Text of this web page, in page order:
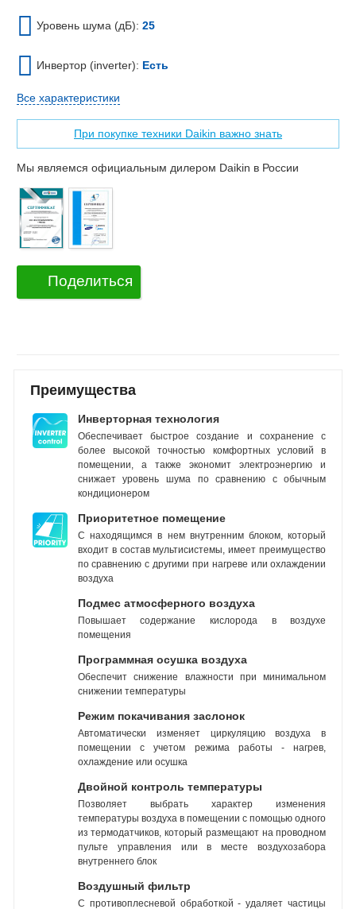
Уровень шума (дБ): 25
Инвертор (inverter): Есть
Все характеристики
При покупке техники Daikin важно знать
Мы являемся официальным дилером Daikin в России
Поделиться
Преимущества
Инверторная технология
Обеспечивает быстрое создание и сохранение с
более высокой точностью комфортных условий в
помещении, а также экономит электроэнергию и
снижает уровень шума по сравнению с обычным
кондиционером
Приоритетное помещение
С находящимся в нем внутренним блоком, который
входит в состав мультисистемы, имеет преимущество
по сравнению с другими при нагреве или охлаждении
воздуха
Подмес атмосферного воздуха
Повышает содержание кислорода в воздухе
помещения
Программная осушка воздуха
Обеспечит снижение влажности при минимальном
снижении температуры
Режим покачивания заслонок
Автоматически изменяет циркуляцию воздуха в
помещении с учетом режима работы - нагрев,
охлаждение или осушка
Двойной контроль температуры
Позволяет выбрать характер изменения
температуры воздуха в помещении с помощью одного
из термодатчиков, который размещают на проводном
пульте управления или в месте воздухозабора
внутреннего блок
Воздушный фильтр
С противоплесневой обработкой - удаляет частицы